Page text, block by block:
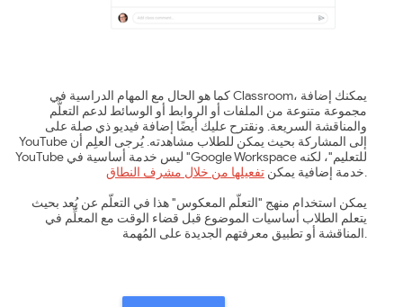
كما هو الحال مع المهام الدراسية في Classroom، يمكنك إضافة
مجموعة متنوعة من الملفات أو الروابط أو الوسائط لدعم التعلُّم
والمناقشة السريعة. ونقترح عليك أيضًا إضافة فيديو ذي صلة على
YouTube إلى المشاركة بحيث يمكن للطلاب مشاهدته. يُرجى العلِم أن
YouTube ليس خدمة أساسية في "Google Workspace للتعليم"، لكنه
خدمة إضافية يمكنتفعيلها من خلال مشرف النطاق
يمكن استخدام منهج "التعلّم المعكوس" هذا في التعلّم عن بُعد بحيث
يتعلم الطلاب أساسيات الموضوع قبل قضاء الوقت مع المعلِّم في